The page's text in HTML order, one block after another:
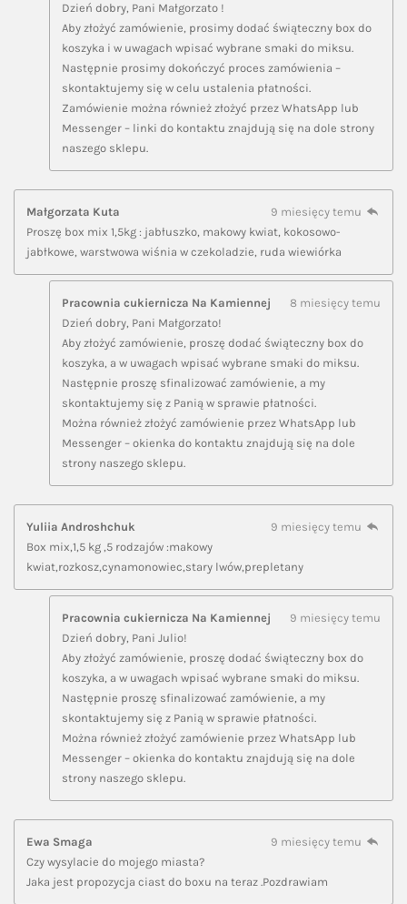
Dzień dobry, Pani Małgorzato !
Aby złożyć zamówienie, prosimy dodać świąteczny box do
koszyka i w uwagach wpisać wybrane smaki do miksu.
Następnie prosimy dokończyć proces zamówienia –
skontaktujemy się w celu ustalenia płatności.
Zamówienie można również złożyć przez WhatsApp lub
Messenger – linki do kontaktu znajdują się na dole strony
naszego sklepu.
Małgorzata Kuta
9 miesięcy temu
Proszę box mix 1,5kg : jabłuszko, makowy kwiat, kokosowo-
jabłkowe, warstwowa wiśnia w czekoladzie, ruda wiewiórka
Pracownia cukiernicza Na Kamiennej
8 miesięcy temu
Dzień dobry, Pani Małgorzato!
Aby złożyć zamówienie, proszę dodać świąteczny box do
koszyka, a w uwagach wpisać wybrane smaki do miksu.
Następnie proszę sfinalizować zamówienie, a my
skontaktujemy się z Panią w sprawie płatności.
Można również złożyć zamówienie przez WhatsApp lub
Messenger – okienka do kontaktu znajdują się na dole
strony naszego sklepu.
Yuliia Androshchuk
9 miesięcy temu
Box mix,1,5 kg ,5 rodzajów :makowy
kwiat,rozkosz,cynamonowiec,stary lwów,prepletany
Pracownia cukiernicza Na Kamiennej
9 miesięcy temu
Dzień dobry, Pani Julio!
Aby złożyć zamówienie, proszę dodać świąteczny box do
koszyka, a w uwagach wpisać wybrane smaki do miksu.
Następnie proszę sfinalizować zamówienie, a my
skontaktujemy się z Panią w sprawie płatności.
Można również złożyć zamówienie przez WhatsApp lub
Messenger – okienka do kontaktu znajdują się na dole
strony naszego sklepu.
Ewa Smaga
9 miesięcy temu
Czy wysylacie do mojego miasta?
Jaka jest propozycja ciast do boxu na teraz .Pozdrawiam